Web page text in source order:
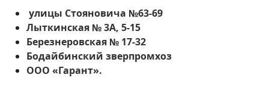
улицы Стояновича №63-69
Лыткинская № 3А, 5-15
Березнеровская № 17-32
Бодайбинский зверпромхоз
ООО «Гарант».